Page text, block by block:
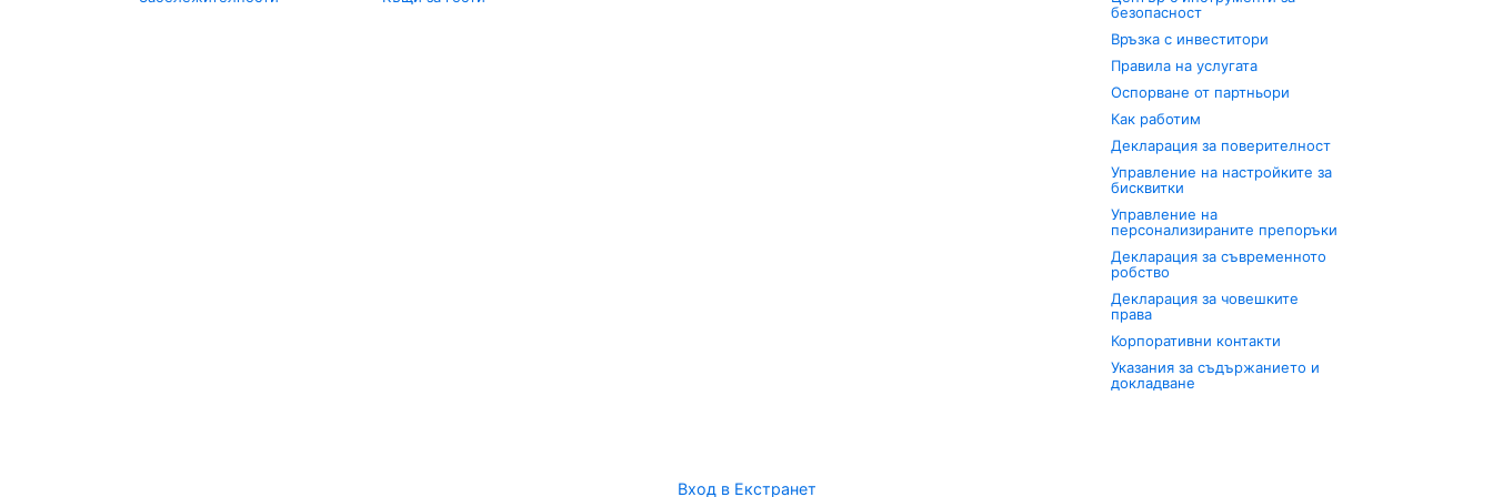
безопасност
Връзка с инвеститори
Правила на услугата
Оспорване от партньори
Как работим
Декларация за поверителност
Управление на настройките за
бисквитки
Управление на
персонализираните препоръки
Декларация за съвременното
робство
Декларация за човешките
права
Корпоративни контакти
Указания за съдържанието и
докладване
Вход в Екстранет